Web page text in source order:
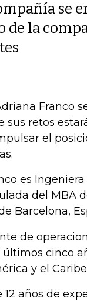
se
la
Franco
retos
el
es
del MBA
Barcelona,
de
cinco
y el
años de